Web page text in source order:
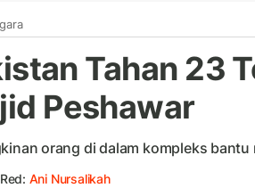
Tahan 23
Peshawar
orang di dalam kompleks
Ani Nursalikah